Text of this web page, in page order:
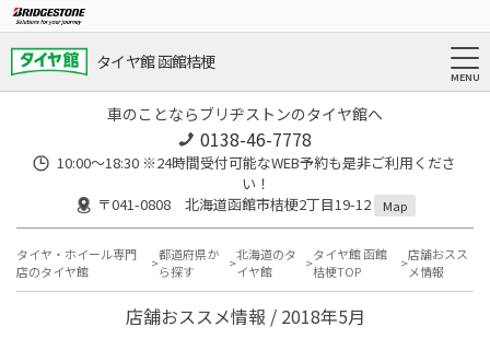
タイヤ館 函館桔梗
車のことならブリヂストンのタイヤ館へ
0138-46-7778
10:00～18:30 ※24時間受付可能なWEB予約も是非ご利用くださ
い！
〒041-0808 北海道函館市桔梗2丁目19-12
Map
タイヤ・ホイール専門
店のタイヤ館
都道府県か
ら探す
北海道のタ
イヤ館
タイヤ館 函館
桔梗TOP
店舗おスス
メ情報
店舗おススメ情報 / 2018年5月